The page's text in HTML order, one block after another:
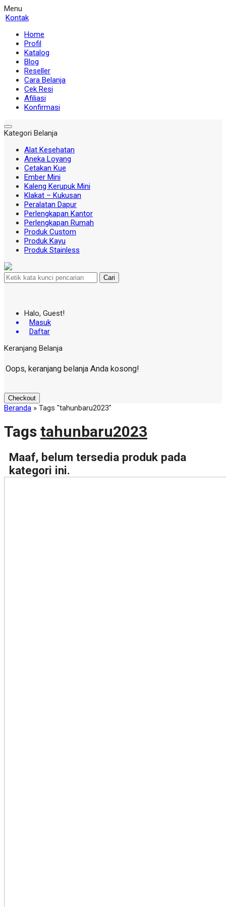
Menu
Kontak
Home
Profil
Katalog
Blog
Reseller
Cara Belanja
Cek Resi
Afiliasi
Konfirmasi
Kategori Belanja
Alat Kesehatan
Aneka Loyang
Cetakan Kue
Ember Mini
Kaleng Kerupuk Mini
Klakat – Kukusan
Peralatan Dapur
Perlengkapan Kantor
Perlengkapan Rumah
Produk Custom
Produk Kayu
Produk Stainless
Cari
Halo, Guest!
Masuk
Daftar
Keranjang Belanja
Oops, keranjang belanja Anda kosong!
Checkout
Beranda » Tags "tahunbaru2023"
Tags tahunbaru2023
Maaf, belum tersedia produk pada
kategori ini.